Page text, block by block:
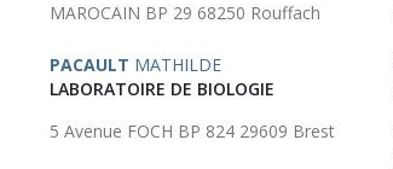
MAROCAIN BP 29 68250 Rouffach
PACAULT MATHILDE
LABORATOIRE DE BIOLOGIE
5 Avenue FOCH BP 824 29609 Brest